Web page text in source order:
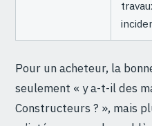
Pour un acheteur, la
seulement « y a-t-il des
Constructeurs ? », mais